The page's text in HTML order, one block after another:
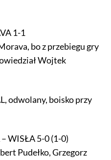
1-1
bo z przebiegu gry
Wojtek
odwolany, boisko przy
WISŁA 5-0 (1-0)
Pudełko, Grzegorz